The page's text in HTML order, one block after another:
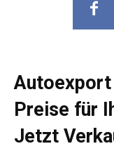
Autoexport
Preise für
Jetzt